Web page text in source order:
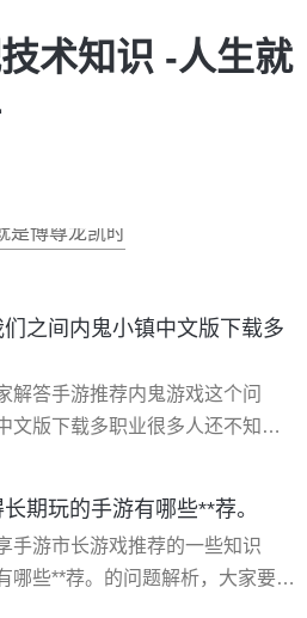
术知识 -人生就
是博尊龙凯时
之间内鬼小镇中文版下载多
解答手游推荐内鬼游戏这个问
文版下载多职业很多人还不知
戏-**游戏 版本：笑傲仙侠2满v
：中文 平台：安卓apk 推荐星级
签:笑傲仙侠仙侠手游笑傲仙侠
造的仙侠手游，在游戏中
期玩的手游有哪些**荐。
手游市长游戏推荐的一些知识
哪些**荐。的问题解析，大家要是